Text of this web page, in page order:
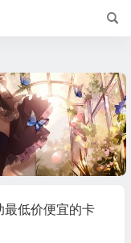
最低价便宜的卡